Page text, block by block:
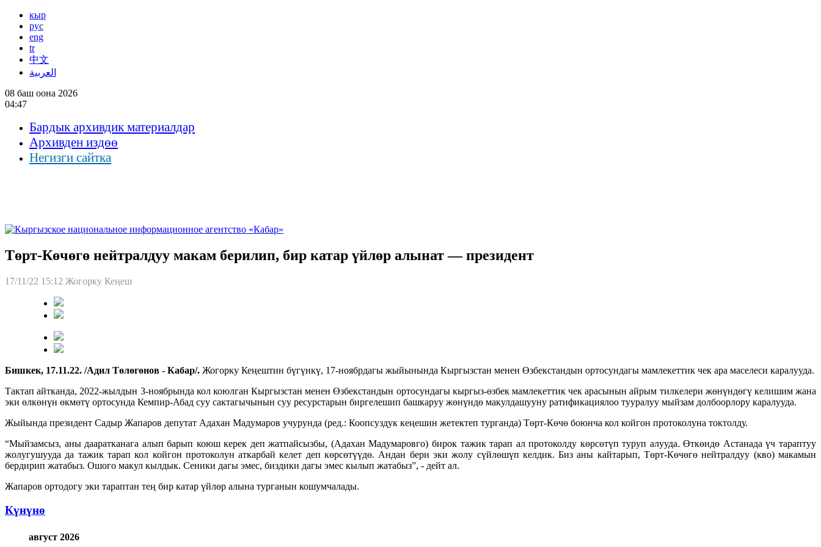
кыр
рус
eng
tr
中文
العربية
08 баш оона 2026
04:47
Бардык архивдик материалдар
Архивден издөө
Негизги сайтка
Төрт-Көчөгө нейтралдуу макам берилип, бир катар үйлөр алынат — президент
17/11/22 15:12 Жогорку Кеңеш
Бишкек, 17.11.22. /Адил Төлөгөнов - Кабар/. Жогорку Кеңештин бүгүнкү, 17-ноябрдагы жыйынында Кыргызстан менен Өзбекстандын ортосундагы мамлекеттик чек ара маселеси каралууда.
Тактап айтканда, 2022-жылдын 3-ноябрында кол коюлган Кыргызстан менен Өзбекстандын ортосундагы кыргыз-өзбек мамлекеттик чек арасынын айрым тилкелери жөнүндөгү келишим жана
эки өлкөнүн өкмөтү ортосунда Кемпир-Абад суу сактагычынын суу ресурстарын биргелешип башкаруу жөнүндө макулдашууну ратификациялоо тууралуу мыйзам долбоорлору каралууда.
Жыйында президент Садыр Жапаров депутат Адахан Мадумаров учурунда (ред.: Коопсуздук кеңешин жетектеп турганда) Төрт-Көчө боюнча кол койгон протоколуна токтолду.
“Мыйзамсыз, аны дааратканага алып барып коюш керек деп жатпайсызбы, (Адахан Мадумаровго) бирок тажик тарап ал протоколду көрсөтүп туруп алууда. Өткөндө Астанада үч тараптуу
жолугушууда да тажик тарап кол койгон протоколун аткарбай келет деп көрсөтүүдө. Андан бери эки жолу сүйлөшүп келдик. Биз аны кайтарып, Төрт-Көчөгө нейтралдуу (кво) макамын
бердирип жатабыз. Ошого макул кылдык. Сеники дагы эмес, биздики дагы эмес кылып жатабыз”, - дейт ал.
Жапаров ортодогу эки тараптан тең бир катар үйлөр алына турганын кошумчалады.
Күнүнө
август 2026